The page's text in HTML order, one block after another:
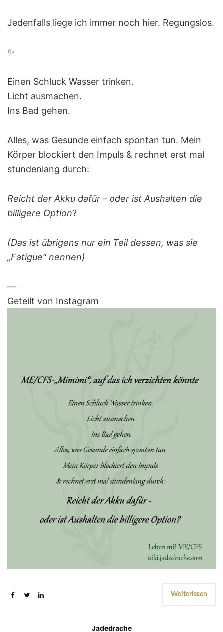
Jedenfalls liege ich immer noch hier. Regungslos.
✨
Einen Schluck Wasser trinken.
Licht ausmachen.
Ins Bad gehen.
Alles, was Gesunde einfach spontan tun. Mein
Körper blockiert den Impuls & rechnet erst mal
stundenlang durch:
Reicht der Akku dafür – oder ist Aushalten die
billigere Option?
(Das ist übrigens nur ein Teil dessen, was sie
„Fatigue“ nennen)
—
Geteilt von Instagram
Weiterlesen
Jadedrache